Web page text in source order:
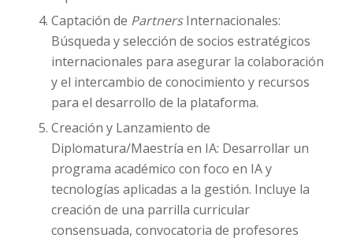
Captación de PartnersInternacionales:
Búsqueda y selección de socios estratégicos
internacionales para asegurar la colaboración
y el intercambio de conocimiento y recursos
para el desarrollo de la plataforma.
Creación y Lanzamiento de
Diplomatura/Maestría en IA: Desarrollar un
programa académico con foco en IA y
tecnologías aplicadas a la gestión. Incluye la
creación de una parrilla curricular
consensuada, convocatoria de profesores